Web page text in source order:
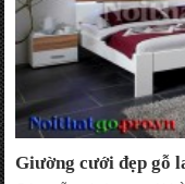
Giường cưới đẹp gỗ